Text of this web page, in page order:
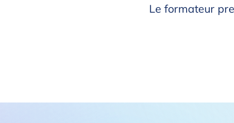
Le formateur